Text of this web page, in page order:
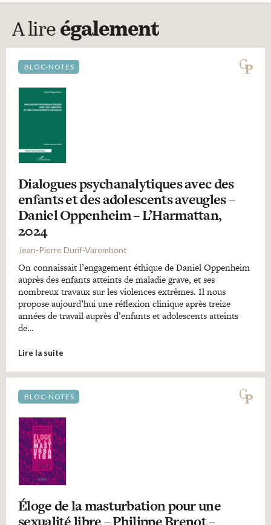
A lire également
BLOC-NOTES
Dialogues psychanalytiques avec des
enfants et des adolescents aveugles –
Daniel Oppenheim – L’Harmattan,
2024
Jean-Pierre Durif-Varembont
On connaissait l’engagement éthique de Daniel Oppenheim
auprès des enfants atteints de maladie grave, et ses
nombreux travaux sur les violences extrêmes. Il nous
propose aujourd’hui une réflexion clinique après treize
années de travail auprès d’enfants et adolescents atteints
de…
Lire la suite
BLOC-NOTES
Éloge de la masturbation pour une